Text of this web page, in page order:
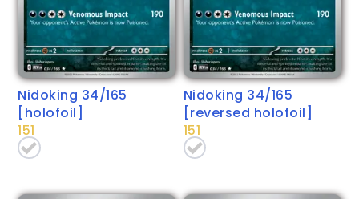
Nidoking 34/165
[holofoil]
151
Nidoking 34/165
[reversed holofoil]
151